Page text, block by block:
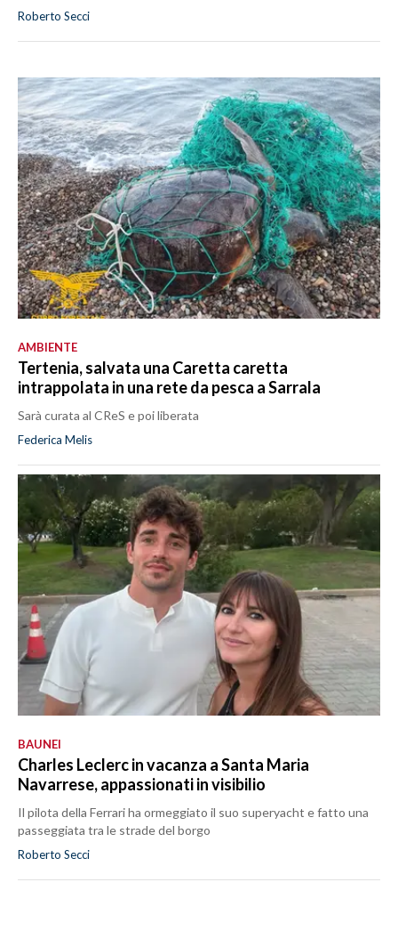
Roberto Secci
AMBIENTE
Tertenia, salvata una Caretta caretta
intrappolata in una rete da pesca a Sarrala
Sarà curata al CReS e poi liberata
Federica Melis
BAUNEI
Charles Leclerc in vacanza a Santa Maria
Navarrese, appassionati in visibilio
Il pilota della Ferrari ha ormeggiato il suo superyacht e fatto una
passeggiata tra le strade del borgo
Roberto Secci